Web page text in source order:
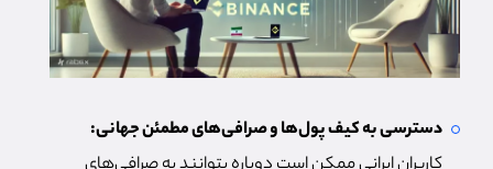
دسترسی به کیف پول‌ها و صرافی‌های مطمئن جهانی: